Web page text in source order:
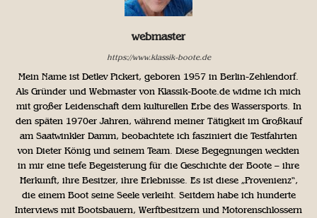
webmaster
https://www.klassik-boote.de
Mein Name ist Detlev Pickert, geboren 1957 in Berlin-Zehlendorf.
Als Gründer und Webmaster von Klassik-Boote.de widme ich mich
mit großer Leidenschaft dem kulturellen Erbe des Wassersports. In
den späten 1970er Jahren, während meiner Tätigkeit im Großkauf
am Saatwinkler Damm, beobachtete ich fasziniert die Testfahrten
von Dieter König und seinem Team. Diese Begegnungen weckten
in mir eine tiefe Begeisterung für die Geschichte der Boote – ihre
Herkunft, ihre Besitzer, ihre Erlebnisse. Es ist diese „Provenienz“,
die einem Boot seine Seele verleiht. Seitdem habe ich hunderte
Interviews mit Bootsbauern, Werftbesitzern und Motorenschlossern